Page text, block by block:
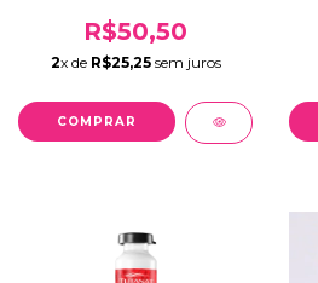
R$50,50
2x de R$25,25sem juros